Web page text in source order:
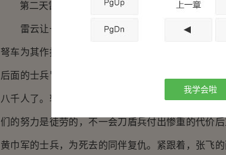
第二天雷云带着三万大军倾巢而出进攻敌人大营。
雷云让一万刀盾兵用罗马军队的龟甲阵，分批的
弩车为其作掩护。黄巾军用巨弩车向刀盾兵反击，
后面的士兵冒着箭雨，踩着同伴的尸体将空缺的部
八千人了。辕门内侧的黄巾长枪兵向门口的到那个
们的努力是徒劳的，不一会刀盾兵付出惨重的代价
黄巾军的士兵，为死去的同伴复仇。紧跟着，张飞
我学会啦